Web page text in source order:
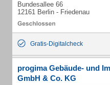
Bundesallee 66
12161 Berlin - Friedenau
Gratis-Digitalcheck
progima Gebäude- und
GmbH & Co. KG